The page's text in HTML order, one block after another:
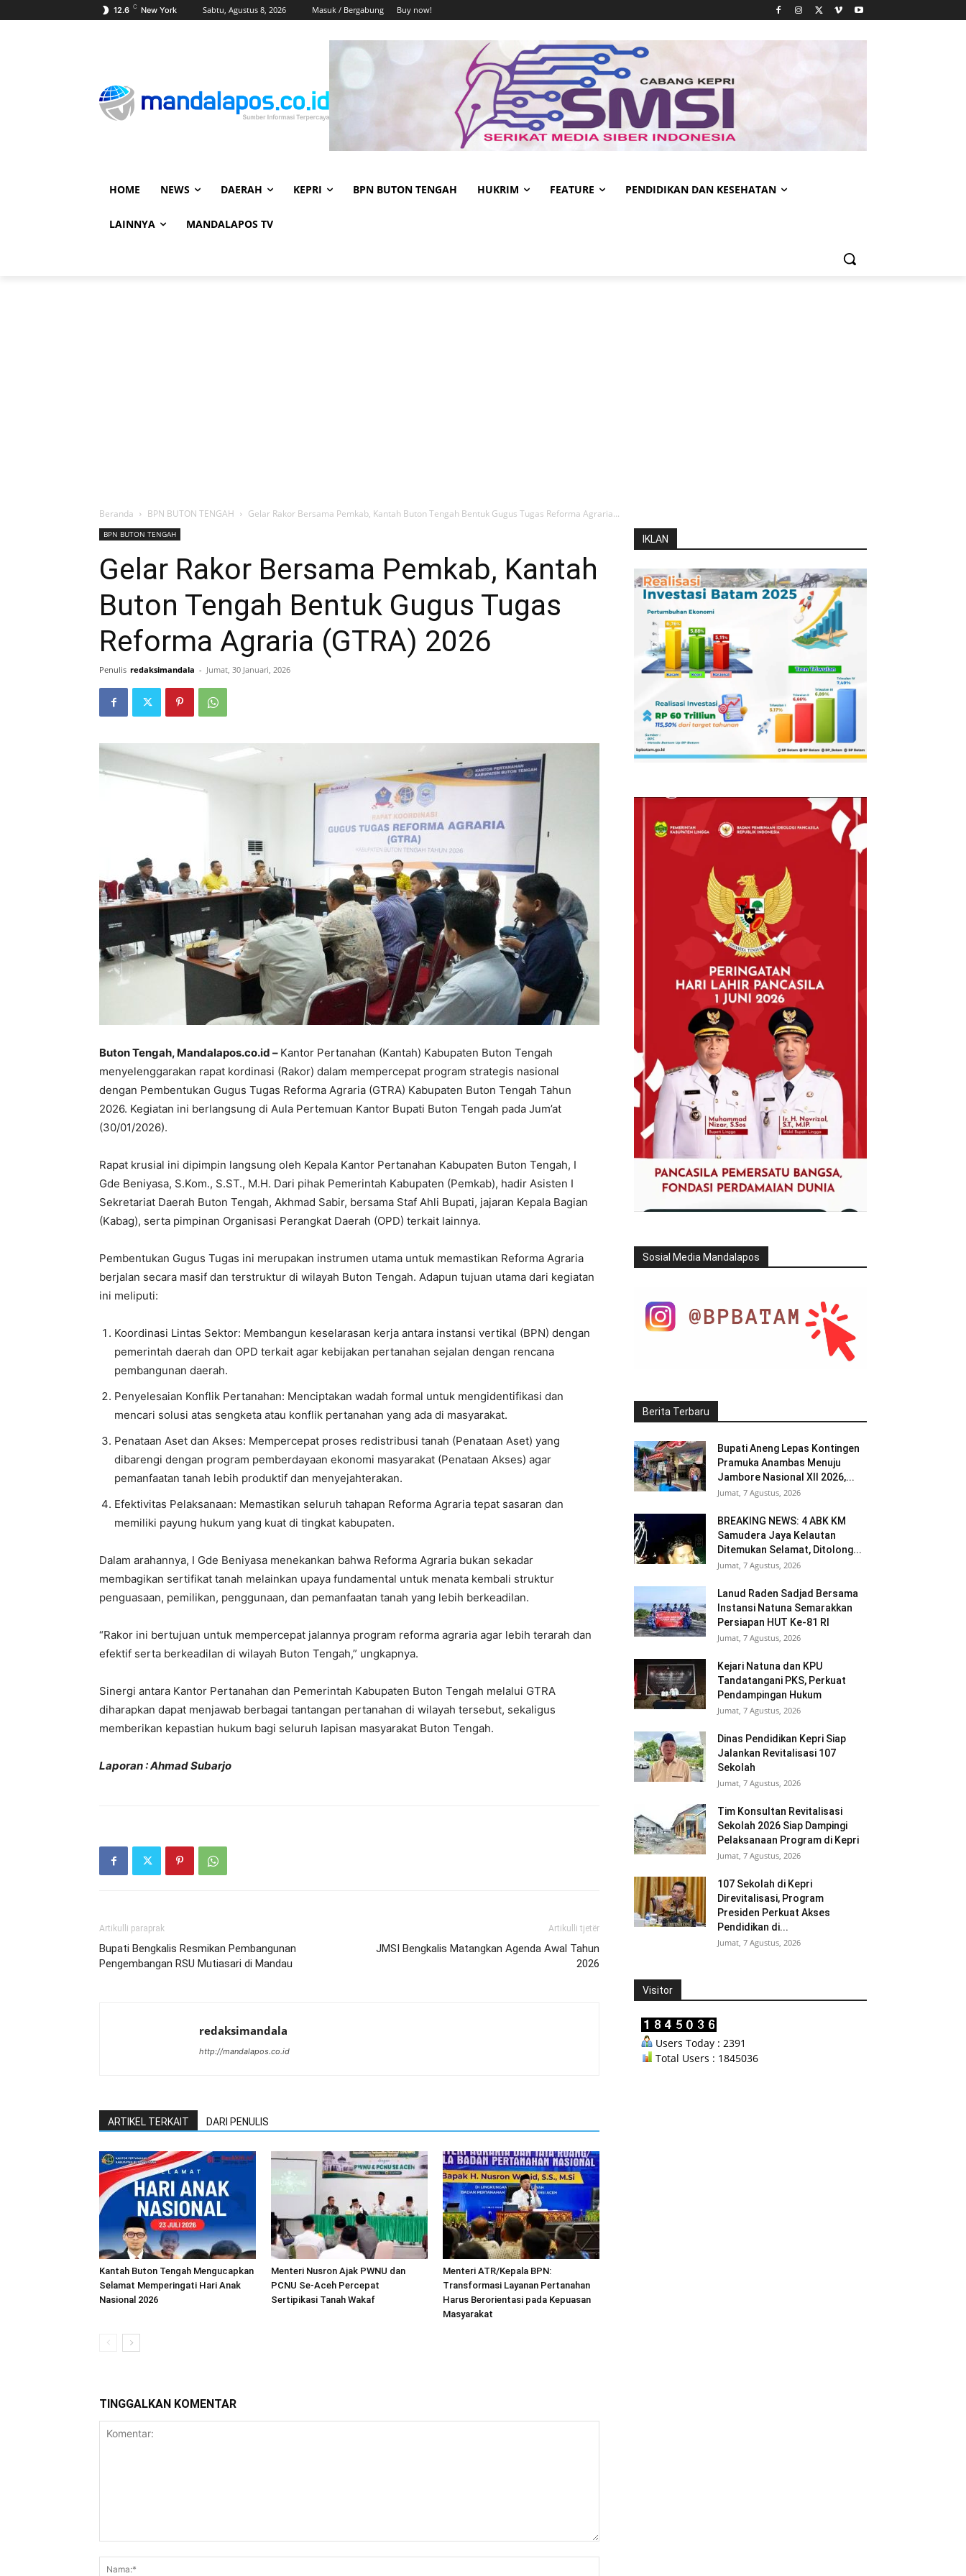
12.6 C New York Sabtu, Agustus 8, 2026 Masuk / Bergabung Buy now!
HOME NEWS DAERAH KEPRI BPN BUTON TENGAH HUKRIM FEATURE PENDIDIKAN DAN KESEHATAN
LAINNYA MANDALAPOS TV
Beranda BPN BUTON TENGAH Gelar Rakor Bersama Pemkab, Kantah Buton Tengah Bentuk Gugus Tugas Reforma Agraria...
BPN BUTON TENGAH
Gelar Rakor Bersama Pemkab, Kantah
Buton Tengah Bentuk Gugus Tugas
Reforma Agraria (GTRA) 2026
Penulis redaksimandala - Jumat, 30 Januari, 2026
Buton Tengah, Mandalapos.co.id – Kantor Pertanahan (Kantah) Kabupaten Buton Tengah
menyelenggarakan rapat kordinasi (Rakor) dalam mempercepat program strategis nasional
dengan Pembentukan Gugus Tugas Reforma Agraria (GTRA) Kabupaten Buton Tengah Tahun
2026. Kegiatan ini berlangsung di Aula Pertemuan Kantor Bupati Buton Tengah pada Jum’at
(30/01/2026).
Rapat krusial ini dipimpin langsung oleh Kepala Kantor Pertanahan Kabupaten Buton Tengah, I
Gde Beniyasa, S.Kom., S.ST., M.H. Dari pihak Pemerintah Kabupaten (Pemkab), hadir Asisten I
Sekretariat Daerah Buton Tengah, Akhmad Sabir, bersama Staf Ahli Bupati, jajaran Kepala Bagian
(Kabag), serta pimpinan Organisasi Perangkat Daerah (OPD) terkait lainnya.
Pembentukan Gugus Tugas ini merupakan instrumen utama untuk memastikan Reforma Agraria
berjalan secara masif dan terstruktur di wilayah Buton Tengah. Adapun tujuan utama dari kegiatan
ini meliputi:
Koordinasi Lintas Sektor: Membangun keselarasan kerja antara instansi vertikal (BPN) dengan
pemerintah daerah dan OPD terkait agar kebijakan pertanahan sejalan dengan rencana
pembangunan daerah.
Penyelesaian Konflik Pertanahan: Menciptakan wadah formal untuk mengidentifikasi dan
mencari solusi atas sengketa atau konflik pertanahan yang ada di masyarakat.
Penataan Aset dan Akses: Mempercepat proses redistribusi tanah (Penataan Aset) yang
dibarengi dengan program pemberdayaan ekonomi masyarakat (Penataan Akses) agar
pemanfaatan tanah lebih produktif dan menyejahterakan.
Efektivitas Pelaksanaan: Memastikan seluruh tahapan Reforma Agraria tepat sasaran dan
memiliki payung hukum yang kuat di tingkat kabupaten.
Dalam arahannya, I Gde Beniyasa menekankan bahwa Reforma Agraria bukan sekadar
membagikan sertifikat tanah melainkan upaya fundamental untuk menata kembali struktur
penguasaan, pemilikan, penggunaan, dan pemanfaatan tanah yang lebih berkeadilan.
“Rakor ini bertujuan untuk mempercepat jalannya program reforma agraria agar lebih terarah dan
efektif serta berkeadilan di wilayah Buton Tengah,” ungkapnya.
Sinergi antara Kantor Pertanahan dan Pemerintah Kabupaten Buton Tengah melalui GTRA
diharapkan dapat menjawab berbagai tantangan pertanahan di wilayah tersebut, sekaligus
memberikan kepastian hukum bagi seluruh lapisan masyarakat Buton Tengah.
Laporan : Ahmad Subarjo
Artikulli paraprak
Bupati Bengkalis Resmikan Pembangunan
Pengembangan RSU Mutiasari di Mandau
Artikulli tjetër
JMSI Bengkalis Matangkan Agenda Awal Tahun
2026
redaksimandala
http://mandalapos.co.id
ARTIKEL TERKAIT DARI PENULIS
Kantah Buton Tengah Mengucapkan
Selamat Memperingati Hari Anak
Nasional 2026
Menteri Nusron Ajak PWNU dan
PCNU Se-Aceh Percepat
Sertipikasi Tanah Wakaf
Menteri ATR/Kepala BPN:
Transformasi Layanan Pertanahan
Harus Berorientasi pada Kepuasan
Masyarakat
TINGGALKAN KOMENTAR
IKLAN
Sosial Media Mandalapos
Berita Terbaru
Bupati Aneng Lepas Kontingen
Pramuka Anambas Menuju
Jambore Nasional XII 2026,...
Jumat, 7 Agustus, 2026
BREAKING NEWS: 4 ABK KM
Samudera Jaya Kelautan
Ditemukan Selamat, Ditolong...
Jumat, 7 Agustus, 2026
Lanud Raden Sadjad Bersama
Instansi Natuna Semarakkan
Persiapan HUT Ke-81 RI
Jumat, 7 Agustus, 2026
Kejari Natuna dan KPU
Tandatangani PKS, Perkuat
Pendampingan Hukum
Jumat, 7 Agustus, 2026
Dinas Pendidikan Kepri Siap
Jalankan Revitalisasi 107
Sekolah
Jumat, 7 Agustus, 2026
Tim Konsultan Revitalisasi
Sekolah 2026 Siap Dampingi
Pelaksanaan Program di Kepri
Jumat, 7 Agustus, 2026
107 Sekolah di Kepri
Direvitalisasi, Program
Presiden Perkuat Akses
Pendidikan di...
Jumat, 7 Agustus, 2026
Visitor
Users Today : 2391
Total Users : 1845036